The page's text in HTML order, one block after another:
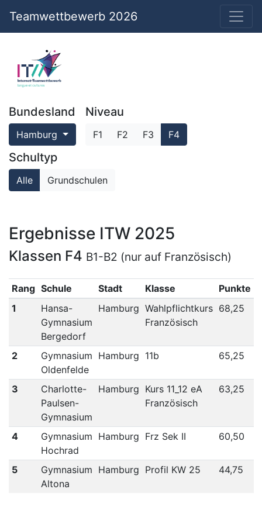
Teamwettbewerb 2026
Bundesland
Hamburg
Niveau
F1 F2 F3 F4
Schultyp
Alle Grundschulen
Ergebnisse ITW 2025
Klassen F4 B1-B2 (nur auf Französisch)
Rang Schule Stadt Klasse
Punkte
1
Hansa-
Gymnasium
Bergedorf
Hamburg Wahlpflichtkurs
Französisch
68,25
2
Gymnasium
Oldenfelde
Hamburg 11b 65,25
3
Charlotte-
Paulsen-
Gymnasium
Hamburg Kurs 11_12 eA
Französisch
63,25
4
Gymnasium
Hochrad
Hamburg Frz Sek II 60,50
5
Gymnasium
Altona
Hamburg Profil KW 25 44,75